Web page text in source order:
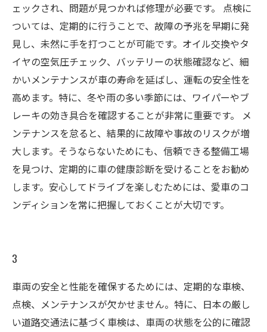
ェックされ、問題が見つかれば修理が必要です。 点検に
ついては、定期的に行うことで、故障の予兆を早期に発
見し、未然に手を打つことが可能です。オイル交換やタ
イヤの空気圧チェック、バッテリーの状態確認など、細
かいメンテナンスが車の寿命を延ばし、運転の安全性を
高めます。特に、冬や雨の多い季節には、ワイパーやブ
レーキの効き具合を確認することが非常に重要です。 メ
ンテナンスを怠ると、結果的に故障や事故のリスクが増
大します。そうならないためにも、信頼できる整備工場
を見つけ、定期的に車の健康診断を受けることをお勧め
します。安心してドライブを楽しむためには、愛車のコ
ンディションを常に把握しておくことが大切です。
3
車両の安全と性能を確保するためには、定期的な車検、
点検、メンテナンスが欠かせません。特に、日本の厳し
い道路交通法に基づく車検は、車両の状態を公的に確認